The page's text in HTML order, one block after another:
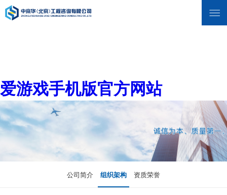
爱游戏手机版官方网站
公司简介 组织架构 资质荣誉